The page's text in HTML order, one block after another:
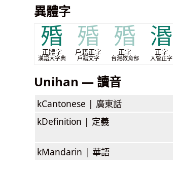
異體字
殙
正體字
漢語大字典
殙
戶籍正字
戶籍文字
殙
正字
台灣教育部
湣
正字
入管正字
Unihan — 讀音
kCantonese | 廣東話
kDefinition | 定義
kMandarin | 華語